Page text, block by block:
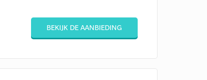
BEKIJK DE AANBIEDING